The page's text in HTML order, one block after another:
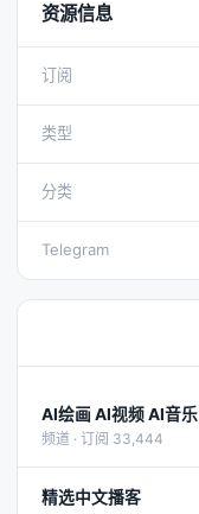
资源信息
订阅
类型
分类
Telegram
AI绘画 AI视频 AI音乐
频道 · 订阅 33,444
精选中文播客